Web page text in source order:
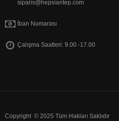
siparis@hepsiantep.com
İban Numarası
Çalışma Saatleri: 9.00 -17.00
Copyright © 2025 Tüm Hakları Saklıdır